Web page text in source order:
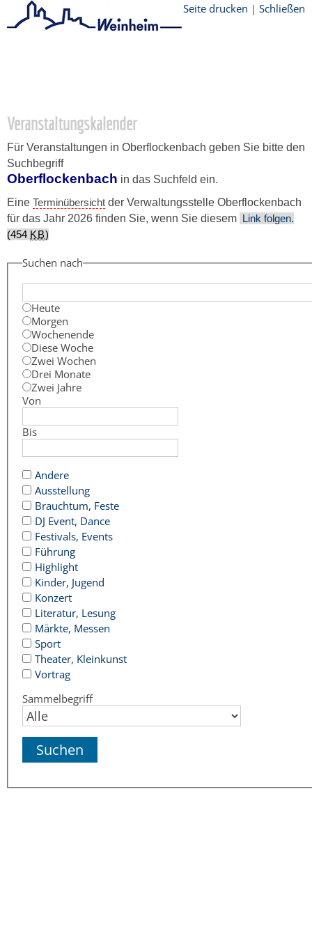
Seite drucken | Schließen
Veranstaltungskalender
Für Veranstaltungen in Oberflockenbach geben Sie bitte den
Suchbegriff
Oberflockenbach in das Suchfeld ein.
Eine Terminübersicht der Verwaltungsstelle Oberflockenbach
für das Jahr 2026 finden Sie, wenn Sie diesem Link folgen.
(454 KB)
Suchen nach
Heute
Morgen
Wochenende
Diese Woche
Zwei Wochen
Drei Monate
Zwei Jahre
Von
Bis
Andere
Ausstellung
Brauchtum, Feste
DJ Event, Dance
Festivals, Events
Führung
Highlight
Kinder, Jugend
Konzert
Literatur, Lesung
Märkte, Messen
Sport
Theater, Kleinkunst
Vortrag
Sammelbegriff